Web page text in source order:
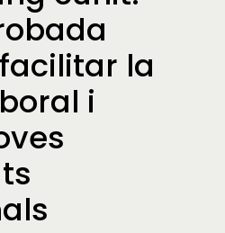
la
i